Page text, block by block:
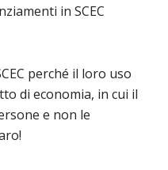
in SCEC
perché il loro uso
di economia, in cui il
e non le